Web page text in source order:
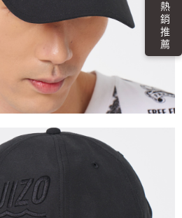
熱 銷 推 薦